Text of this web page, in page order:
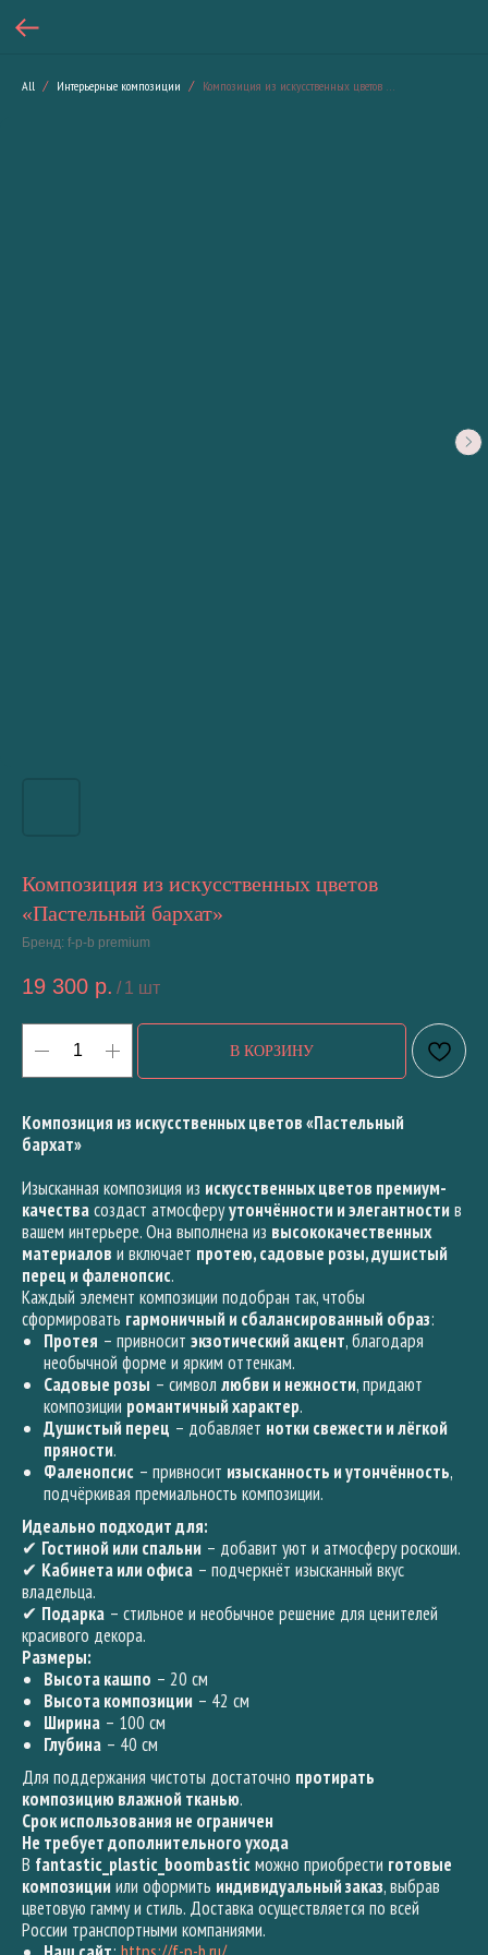
All Интерьерные композиции Композиция из искусственных цветов «Пастельный бархат»
Композиция из искусственных цветов
«Пастельный бархат»
Бренд: f-p-b premium
19 300 р. / 1 шт
В КОРЗИНУ
Композиция из искусственных цветов «Пастельный
бархат»
Изысканная композиция из искусственных цветов премиум-
качествасоздаст атмосферуутончённости и элегантности в
вашем интерьере. Она выполнена из высококачественных
материалов и включает протею, садовые розы, душистый
перец и фаленопсис.
Каждый элемент композиции подобран так, чтобы
сформировать гармоничный и сбалансированный образ:
Протея – привносит экзотический акцент, благодаря
необычной форме и ярким оттенкам.
Садовые розы – символ любви и нежности, придают
композиции романтичный характер.
Душистый перец – добавляет нотки свежести и лёгкой
пряности.
Фаленопсис – привносит изысканность и утончённость,
подчёркивая премиальность композиции.
Идеально подходит для:
✔ Гостиной или спальни – добавит уют и атмосферу роскоши.
✔ Кабинета или офиса – подчеркнёт изысканный вкус
владельца.
✔ Подарка – стильное и необычное решение для ценителей
красивого декора.
Размеры:
Высота кашпо – 20 см
Высота композиции – 42 см
Ширина – 100 см
Глубина – 40 см
Для поддержания чистоты достаточно протирать
композицию влажной тканью.
Срок использования не ограничен
Не требует дополнительного ухода
В fantastic_plastic_boombasticможно приобрести готовые
композиции или оформить индивидуальный заказ, выбрав
цветовую гамму и стиль. Доставка осуществляется по всей
России транспортными компаниями.